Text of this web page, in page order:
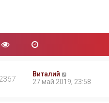
Виталий
27 май 2019, 23:58